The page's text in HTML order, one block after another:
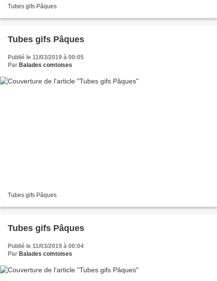
Tubes gifs Pâques
Tubes gifs Pâques
Publié le 11/03/2019 à 00:05
Par Balades comtoises
Tubes gifs Pâques
Tubes gifs Pâques
Publié le 11/03/2019 à 00:04
Par Balades comtoises